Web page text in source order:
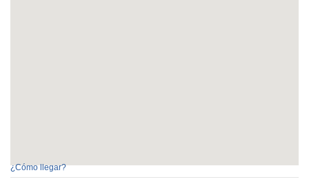
¿Cómo llegar?